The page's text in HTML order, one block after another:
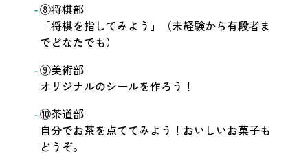
⑧将棋部
「将棋を指してみよう」（未経験から有段者ま
でどなたでも）
⑨美術部
オリジナルのシールを作ろう！
⑩茶道部
自分でお茶を点ててみよう！おいしいお菓子も
どうぞ。